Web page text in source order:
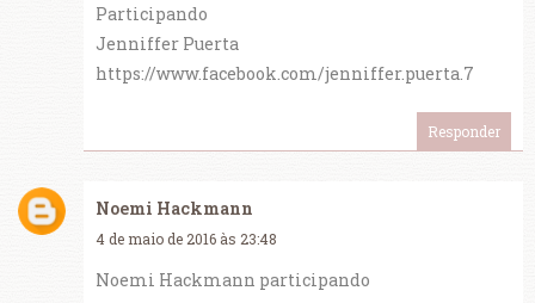
Participando
Jenniffer Puerta
https://www.facebook.com/jenniffer.puerta.7
Responder
Noemi Hackmann
4 de maio de 2016 às 23:48
Noemi Hackmann participando